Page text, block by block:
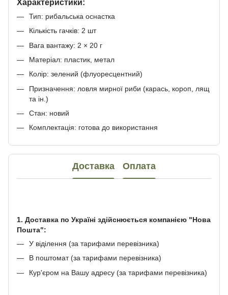
Характеристики:
Тип: рибальська оснастка
Кількість гачків: 2 шт
Вага вантажу: 2 × 20 г
Матеріал: пластик, метал
Колір: зелений (флуоресцентний)
Призначення: ловля мирної риби (карась, короп, лящ
та ін.)
Стан: новий
Комплектація: готова до використання
Доставка Оплата
1. Доставка по Україні здійснюється компанією "Нова
Пошта":
У віділення (за тарифами перевізника)
В поштомат (за тарифами перевізника)
Кур'єром на Вашу адресу (за тарифами перевізника)